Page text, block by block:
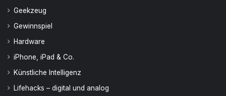
Geekzeug
Gewinnspiel
Hardware
iPhone, iPad & Co.
Künstliche Intelligenz
Lifehacks – digital und analog